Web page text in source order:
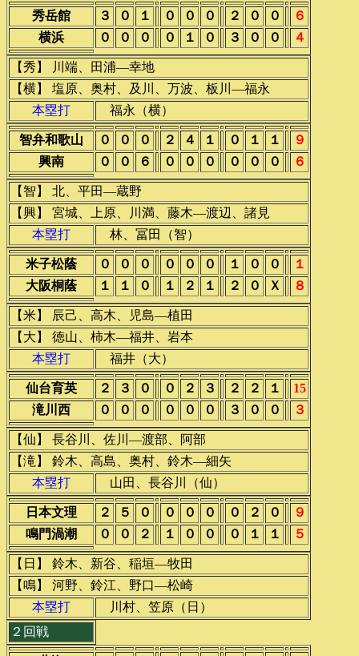
秀岳館 ３ ０ １ ０ ０ ０ ２ ０ ０
６
横浜
０ ０ ０ ０ １ ０ ３ ０ ０ ４
【秀】 川端、田浦―幸地
【横】 塩原、奥村、及川、万波、板川―福永
本塁打
福永（横）
智弁和歌山 ０ ０ ０ ２ ４ １ ０ １ １
９
興南
０ ０ ６ ０ ０ ０ ０ ０ ０ ６
【智】 北、平田―蔵野
【興】 宮城、上原、川満、藤木―渡辺、諸見
本塁打
林、冨田（智）
米子松蔭 ０ ０ ０ ０ ０ ０ １ ０ ０
１
大阪桐蔭
１ １ ０ １ ２ １ ２ ０ Ｘ ８
【米】 辰己、高木、児島―植田
【大】 徳山、柿木―福井、岩本
本塁打
福井（大）
仙台育英 ２ ３ ０ ０ ２ ３ ２ ２ １
15
滝川西
０ ０ ０ ０ ０ ０ ３ ０ ０ ３
【仙】 長谷川、佐川―渡部、阿部
【滝】 鈴木、高島、奥村、鈴木―細矢
本塁打
山田、長谷川（仙）
日本文理 ２ ５ ０ ０ ０ ０ ０ ２ ０
９
鳴門渦潮
０ ０ ２ １ ０ ０ ０ １ １ ５
【日】 鈴木、新谷、稲垣―牧田
【鳴】 河野、鈴江、野口―松崎
本塁打
川村、笠原（日）
２回戦